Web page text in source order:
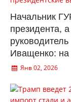
Начальник
президента,
Иващенко: на
Янв 02, 2026